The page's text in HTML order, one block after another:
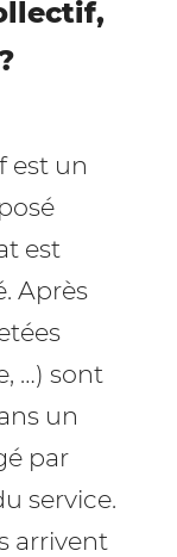
est un
est
Après
…) sont
un
par
service.
arrivent